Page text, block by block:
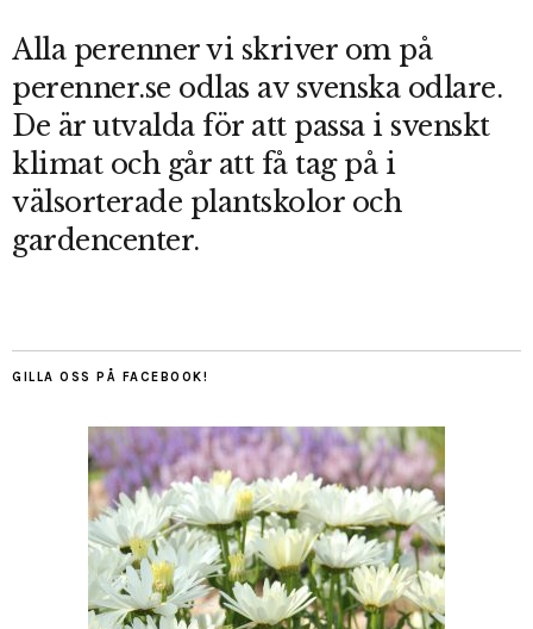
Alla perenner vi skriver om på
perenner.se odlas av svenska odlare.
De är utvalda för att passa i svenskt
klimat och går att få tag på i
välsorterade plantskolor och
gardencenter.
GILLA OSS PÅ FACEBOOK!